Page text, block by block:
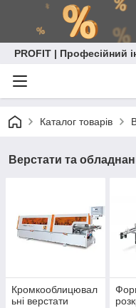
PROFIT | Професійний
Каталог товарів
Верстати та
Кромкооблицювал
ьні верстати